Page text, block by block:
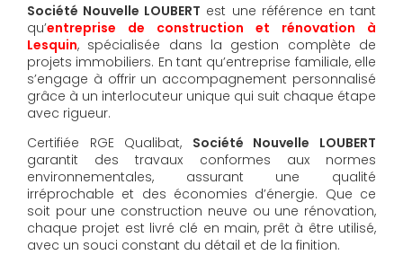
Société Nouvelle LOUBERT est une référence en tant
qu’entreprise de construction et rénovation à
Lesquin, spécialisée dans la gestion complète de
projets immobiliers. En tant qu’entreprise familiale, elle
s’engage à offrir un accompagnement personnalisé
grâce à un interlocuteur unique qui suit chaque étape
avec rigueur.
Certifiée RGE Qualibat, Société Nouvelle LOUBERT
garantit des travaux conformes aux normes
environnementales, assurant une qualité
irréprochable et des économies d’énergie. Que ce
soit pour une construction neuve ou une rénovation,
chaque projet est livré clé en main, prêt à être utilisé,
avec un souci constant du détail et de la finition.